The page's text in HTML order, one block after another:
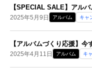
【SPECIAL SALE】アル
2025年5月9日 アルバム キャ
【アルバムづくり応援】
2025年4月11日 アルバム キ